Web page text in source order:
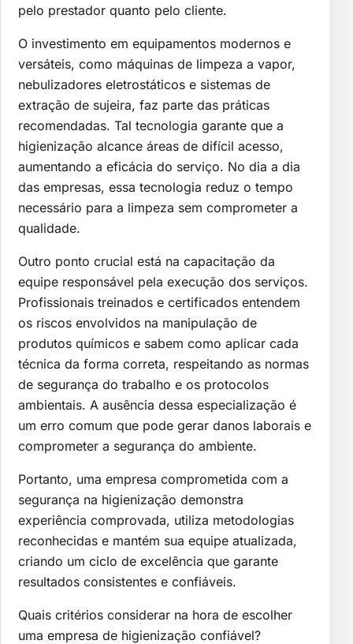
pelo prestador quanto pelo cliente.
O investimento em equipamentos modernos e
versáteis, como máquinas de limpeza a vapor,
nebulizadores eletrostáticos e sistemas de
extração de sujeira, faz parte das práticas
recomendadas. Tal tecnologia garante que a
higienização alcance áreas de difícil acesso,
aumentando a eficácia do serviço. No dia a dia
das empresas, essa tecnologia reduz o tempo
necessário para a limpeza sem comprometer a
qualidade.
Outro ponto crucial está na capacitação da
equipe responsável pela execução dos serviços.
Profissionais treinados e certificados entendem
os riscos envolvidos na manipulação de
produtos químicos e sabem como aplicar cada
técnica da forma correta, respeitando as normas
de segurança do trabalho e os protocolos
ambientais. A ausência dessa especialização é
um erro comum que pode gerar danos laborais e
comprometer a segurança do ambiente.
Portanto, uma empresa comprometida com a
segurança na higienização demonstra
experiência comprovada, utiliza metodologias
reconhecidas e mantém sua equipe atualizada,
criando um ciclo de excelência que garante
resultados consistentes e confiáveis.
Quais critérios considerar na hora de escolher
uma empresa de higienização confiável?